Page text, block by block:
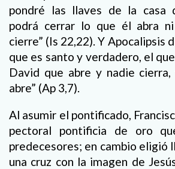
pondré las llaves de la casa
podrá cerrar lo que él abra
cierre” (Is 22,22). Y Apocalipsis
que es santo y verdadero, el
David que abre y nadie
abre” (Ap 3,7).
Al asumir el pontificado,
pectoral pontificia de oro
predecesores; en cambio eligió
una cruz con la imagen de